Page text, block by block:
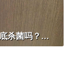
只装白开水就不会脏吗？开水烫能彻底杀菌吗？感控专家详解“吸管杯”藏菌真相｜都视频·热观察